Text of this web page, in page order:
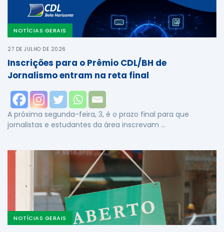
NOTÍCIAS GERAIS
27 DE JULHO DE 2026
Inscrições para o Prêmio CDL/BH de
Jornalismo entram na reta final
A próxima segunda-feira, 3, é o prazo final para que
jornalistas e estudantes da área inscrevam …
NOTÍCIAS GERAIS